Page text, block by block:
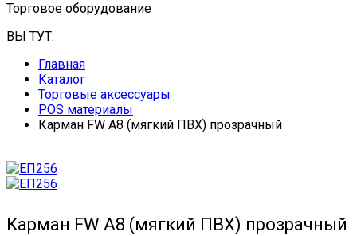
Торговое оборудование
ВЫ ТУТ:
Главная
Каталог
Торговые аксессуары
POS материалы
Карман FW А8 (мягкий ПВХ) прозрачный
Карман FW А8 (мягкий ПВХ) прозрачный